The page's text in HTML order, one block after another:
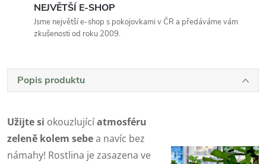
NEJVĚTŠÍ E-SHOP
Jsme největší e-shop s pokojovkami v ČR a předáváme vám
zkušenosti od roku 2009.
Popis produktu
Užijte si okouzlujícíatmosféru
zeleně kolem sebea navíc bez
námahy! Rostlina je zasazena ve